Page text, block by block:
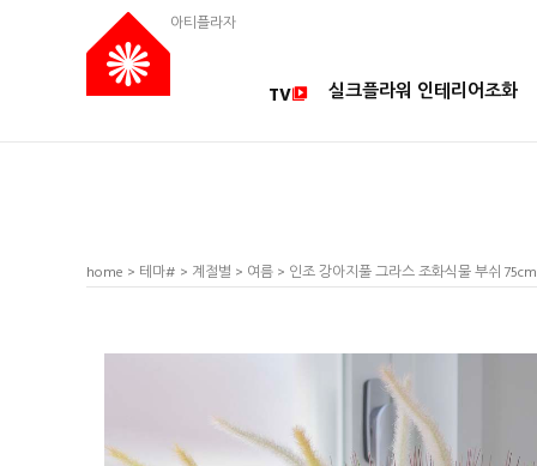
아티플라자
TV 실크플라워 인테리어조화
home > 테마# > 계절별 > 여름 > 인조 강아지풀 그라스 조화식물 부쉬